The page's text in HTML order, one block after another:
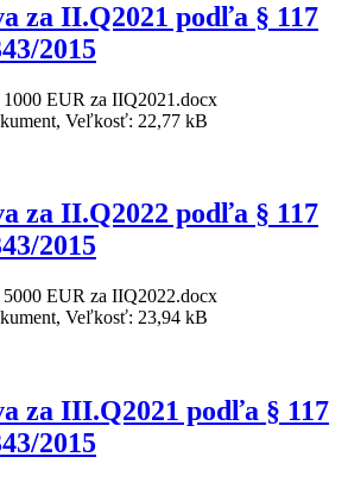
za II.Q2021 podľa § 117
2015
EUR za IIQ2021.docx
Veľkosť: 22,77 kB
za II.Q2022 podľa § 117
2015
EUR za IIQ2022.docx
Veľkosť: 23,94 kB
za III.Q2021 podľa § 117
2015